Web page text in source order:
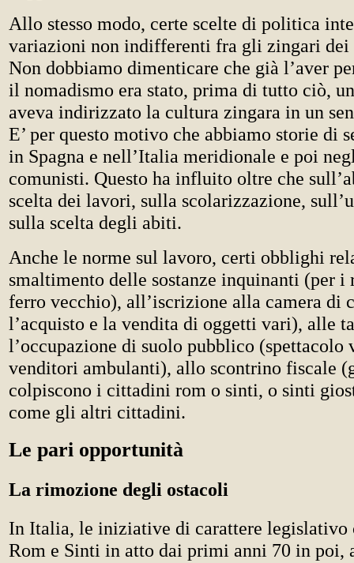
Allo stesso modo, certe scelte di politica
variazioni non indifferenti fra gli zingari dei
Non dobbiamo dimenticare che già l’aver
il nomadismo era stato, prima di tutto ciò,
aveva indirizzato la cultura zingara in un
E’ per questo motivo che abbiamo storie di
in Spagna e nell’Italia meridionale e poi
comunisti. Questo ha influito oltre che
scelta dei lavori, sulla scolarizzazione,
sulla scelta degli abiti.
Anche le norme sul lavoro, certi obblighi
smaltimento delle sostanze inquinanti (per
ferro vecchio), all’iscrizione alla camera di
l’acquisto e la vendita di oggetti vari), alle
l’occupazione di suolo pubblico (spettacolo
venditori ambulanti), allo scontrino fiscale
colpiscono i cittadini rom o sinti, o sinti
come gli altri cittadini.
Le pari opportunità
La rimozione degli ostacoli
In Italia, le iniziative di carattere legislativo
Rom e Sinti in atto dai primi anni 70 in poi,